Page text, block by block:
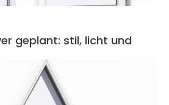
geplant: stil, licht und